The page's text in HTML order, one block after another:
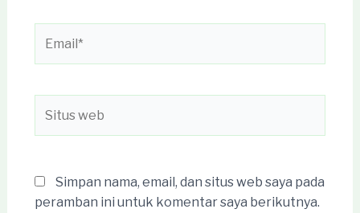
web
Simpan nama, email, dan situs web saya pada
peramban ini untuk komentar saya berikutnya.